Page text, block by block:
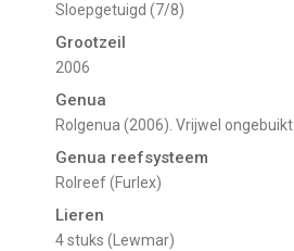
Sloepgetuigd (7/8)
Grootzeil
2006
Genua
Rolgenua (2006). Vrijwel ongebuikt
Genua reefsysteem
Rolreef (Furlex)
Lieren
4 stuks (Lewmar)